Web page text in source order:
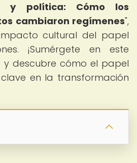
y política: Cómo los
cambiaron regímenes",
cultural del papel
¡Sumérgete en este
y descubre cómo el papel
en la transformación